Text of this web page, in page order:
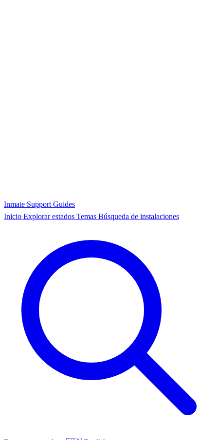
Inmate Support Guides
Inicio Explorar estados Temas Búsqueda de instalaciones